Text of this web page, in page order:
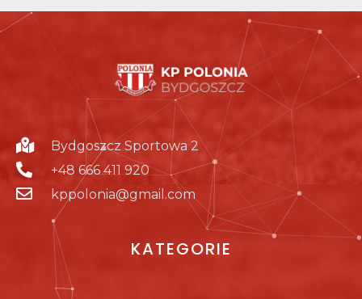
Bydgoszcz Sportowa 2
+48 666 411 920
kppolonia@gmail.com
KATEGORIE